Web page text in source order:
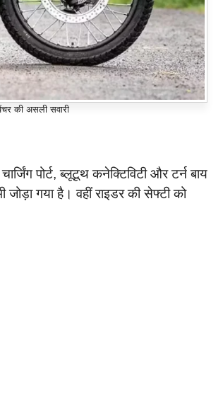
की असली सवारी
पोर्ट, ब्लूटूथ कनेक्टिविटी और टर्न बाय
गया है। वहीं राइडर की सेफ्टी को